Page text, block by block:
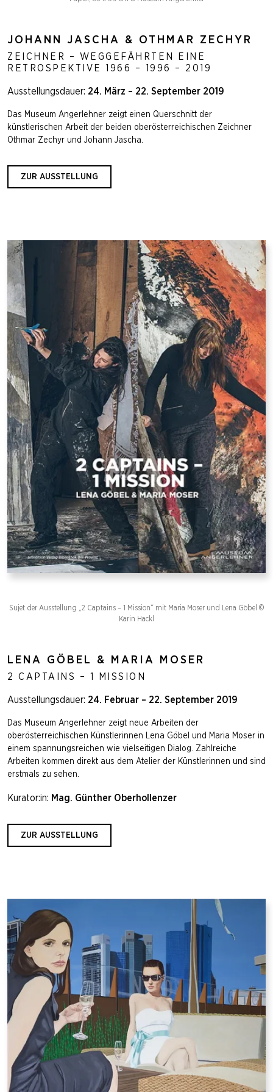
JOHANN JASCHA & OTHMAR ZECHYR
ZEICHNER – WEGGEFÄHRTEN EINE
RETROSPEKTIVE 1966 – 1996 – 2019
Ausstellungsdauer: 24. März – 22. September 2019
Das Museum Angerlehner zeigt einen Querschnitt der
künstlerischen Arbeit der beiden oberösterreichischen Zeichner
Othmar Zechyr und Johann Jascha.
ZUR AUSSTELLUNG
Sujet der Ausstellung „2 Captains – 1 Mission“ mit Maria Moser und Lena Göbel ©
Karin Hackl
LENA GÖBEL & MARIA MOSER
2 CAPTAINS – 1 MISSION
Ausstellungsdauer: 24. Februar – 22. September 2019
Das Museum Angerlehner zeigt neue Arbeiten der
oberösterreichischen Künstlerinnen Lena Göbel und Maria Moser in
einem spannungsreichen wie vielseitigen Dialog. Zahlreiche
Arbeiten kommen direkt aus dem Atelier der Künstlerinnen und sind
erstmals zu sehen.
Kurator:in: Mag. Günther Oberhollenzer
ZUR AUSSTELLUNG